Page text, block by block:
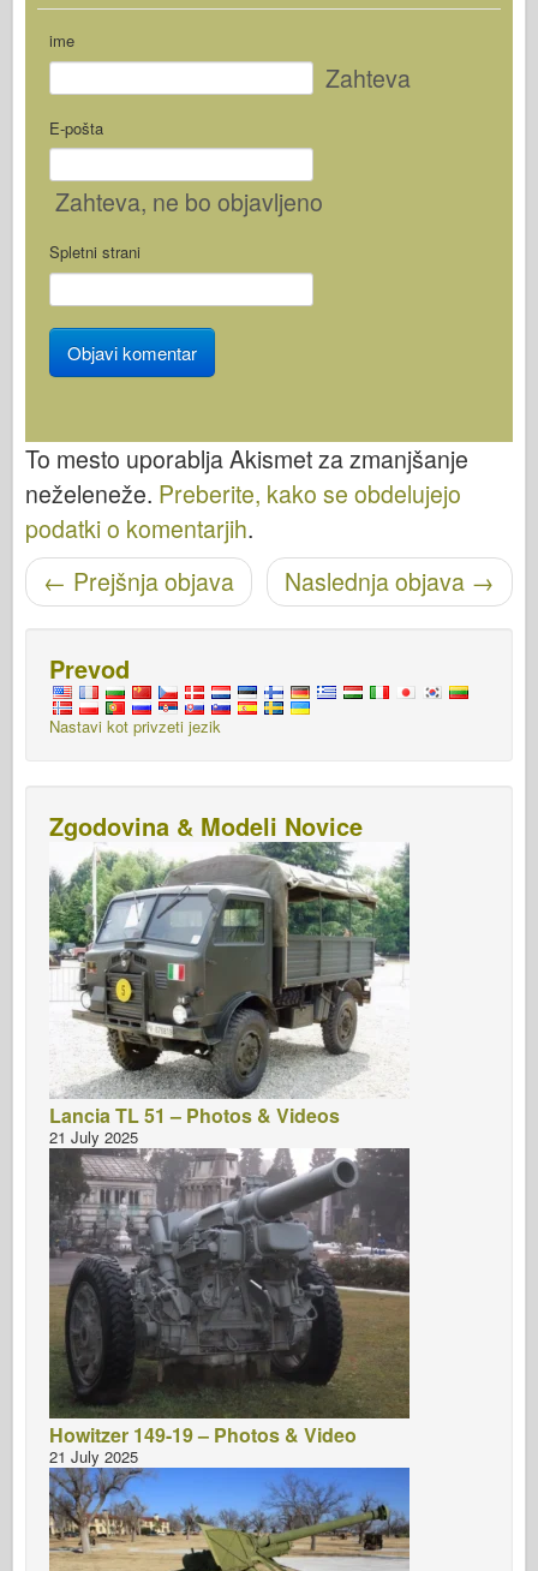
ime
Zahteva
E-pošta
Zahteva, ne bo objavljeno
Spletni strani
To mesto uporablja Akismet za zmanjšanje
neželeneže. Preberite, kako se obdelujejo
podatki o komentarjih.
Pošišci navigacijo Naslednja objava →
← Prejšnja objava
Prevod
Nastavi kot privzeti jezik
Zgodovina & Modeli Novice
Lancia TL 51 – Photos & Videos
21 July 2025
Howitzer 149-19 – Photos & Video
21 July 2025